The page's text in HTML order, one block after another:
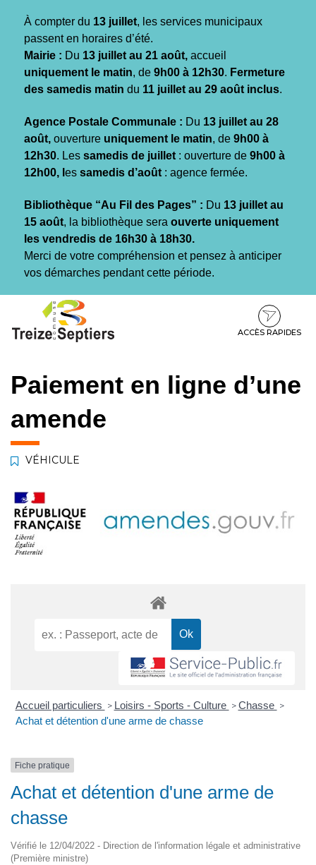
À compter du 13 juillet, les services municipaux
passent en horaires d’été.
Mairie : Du 13 juillet au 21 août, accueil
uniquement le matin, de 9h00 à 12h30. Fermeture
des samedis matin du 11 juillet au 29 août inclus.
Agence Postale Communale : Du 13 juillet au 28
août, ouverture uniquement le matin, de 9h00 à
12h30. Les samedis de juillet : ouverture de 9h00 à
12h00, l es samedis d’août : agence fermée.
Bibliothèque “Au Fil des Pages” : Du 13 juillet au
15 août, la bibliothèque sera ouverte uniquement
les vendredis de 16h30 à 18h30.
Merci de votre compréhension et pensez à anticiper
vos démarches pendant cette période.
contenu
pied
ACCÈS RAPIDES
Paiement en ligne d’une
amende
VÉHICULE
Accueil particuliers > Loisirs - Sports - Culture > Chasse >
Achat et détention d'une arme de chasse
Fiche pratique
Achat et détention d'une arme de
chasse
Vérifié le 12/04/2022 - Direction de l'information légale et administrative
(Première ministre)